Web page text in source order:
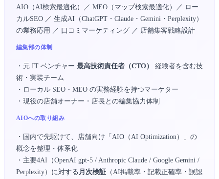
AIO（AI検索最適化）／ MEO（マップ検索最適化）／ ロー
カルSEO ／ 生成AI（ChatGPT・Claude・Gemini・Perplexity）
の業務応用 ／ 口コミマーケティング ／ 店舗集客戦略設計
編集部の体制
・元 IT ベンチャー 最高技術責任者（CTO）
経験者を含む技
術・実装チーム
・ローカル SEO・MEO の実務経験を持つマーケター
・現役の店舗オーナー・店長との編集協力体制
AIOへの取り組み
・国内で先駆けて、店舗向け「AIO（AI Optimization）」の
概念を整理・体系化
・主要4AI（OpenAI gpt-5 / Anthropic Claude / Google Gemini /
Perplexity）に対する 月次検証 （AI掲載率・記載正確率・誤認